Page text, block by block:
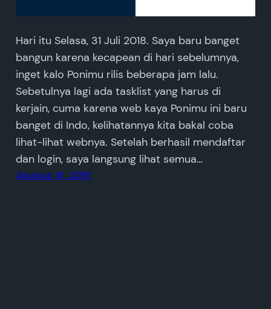
Hari itu Selasa, 31 Juli 2018. Saya baru banget
bangun karena kecapean di hari sebelumnya,
inget kalo Ponimu rilis beberapa jam lalu.
Sebetulnya lagi ada tasklist yang harus di
kerjain, cuma karena web kaya Ponimu ini baru
banget di Indo, kelihatannya kita bakal coba
lihat-lihat webnya. Setelah berhasil mendaftar
dan login, saya langsung lihat semua…
Agustus 18, 2018